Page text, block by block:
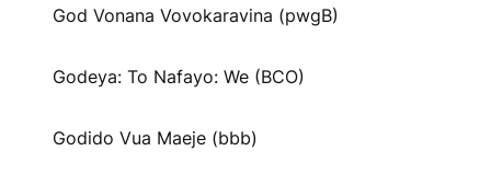
God Vonana Vovokaravina (pwgB)
Godeya: To Nafayo: We (BCO)
Godido Vua Maeje (bbb)